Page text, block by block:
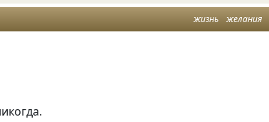
жизнь желания